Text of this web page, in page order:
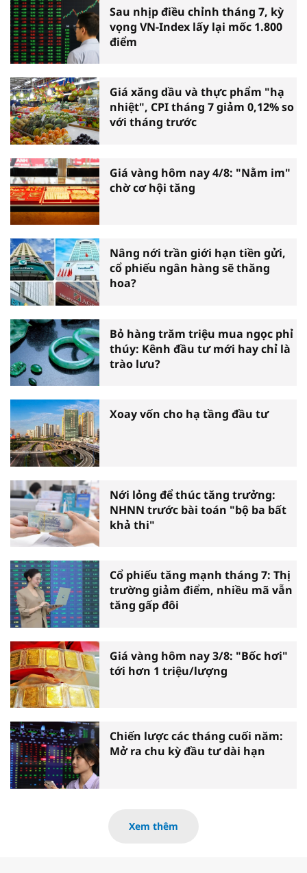
Sau nhịp điều chỉnh tháng 7, kỳ
vọng VN-Index lấy lại mốc 1.800
điểm
Giá xăng dầu và thực phẩm "hạ
nhiệt", CPI tháng 7 giảm 0,12% so
với tháng trước
Giá vàng hôm nay 4/8: "Nằm im"
chờ cơ hội tăng
Nâng nới trần giới hạn tiền gửi,
cổ phiếu ngân hàng sẽ thăng
hoa?
Bỏ hàng trăm triệu mua ngọc phỉ
thúy: Kênh đầu tư mới hay chỉ là
trào lưu?
Xoay vốn cho hạ tầng đầu tư
Nới lỏng để thúc tăng trưởng:
NHNN trước bài toán "bộ ba bất
khả thi"
Cổ phiếu tăng mạnh tháng 7: Thị
trường giảm điểm, nhiều mã vẫn
tăng gấp đôi
Giá vàng hôm nay 3/8: "Bốc hơi"
tới hơn 1 triệu/lượng
Chiến lược các tháng cuối năm:
Mở ra chu kỳ đầu tư dài hạn
Xem thêm